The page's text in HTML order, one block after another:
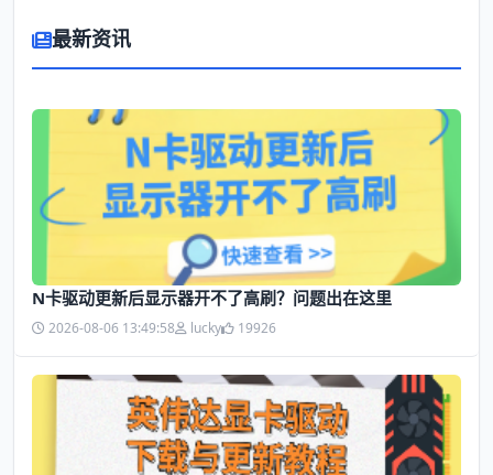
最新资讯
N卡驱动更新后显示器开不了高刷？问题出在这里
2026-08-06 13:49:58 lucky 19926